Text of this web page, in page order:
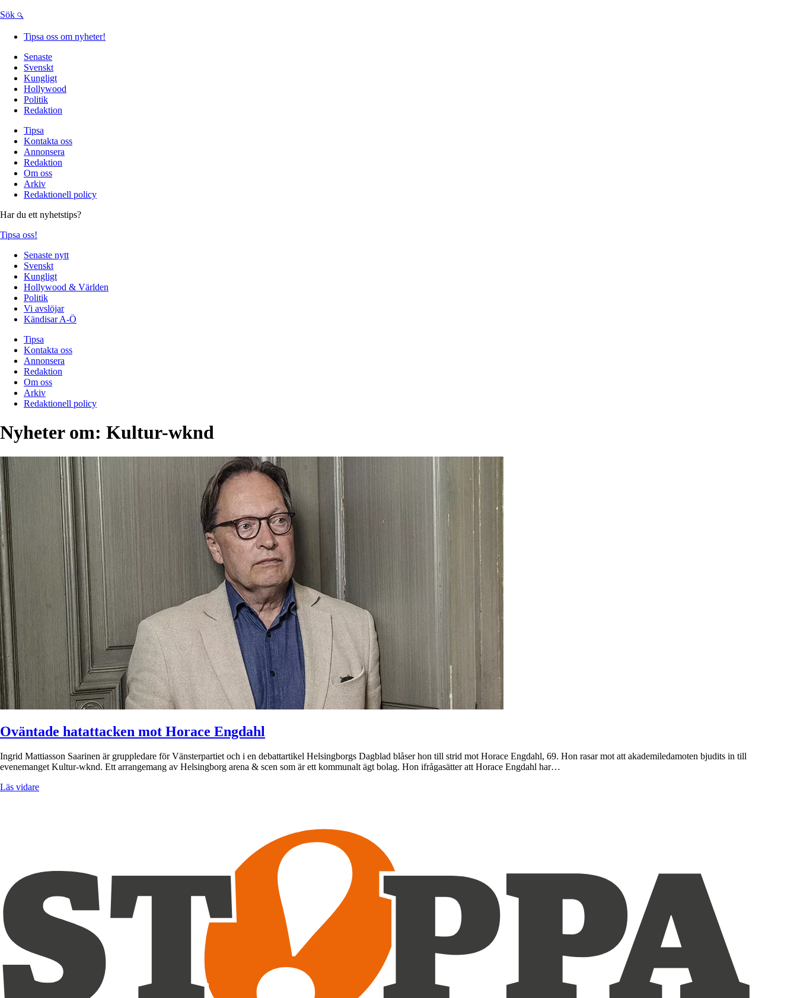
Sök
Tipsa oss om nyheter!
Senaste
Svenskt
Kungligt
Hollywood
Politik
Redaktion
Tipsa
Kontakta oss
Annonsera
Redaktion
Om oss
Arkiv
Redaktionell policy
Har du ett nyhetstips?
Tipsa oss!
Senaste nytt
Svenskt
Kungligt
Hollywood & Världen
Politik
Vi avslöjar
Kändisar A-Ö
Tipsa
Kontakta oss
Annonsera
Redaktion
Om oss
Arkiv
Redaktionell policy
Nyheter om: Kultur-wknd
Oväntade hatattacken mot Horace Engdahl
Ingrid Mattiasson Saarinen är gruppledare för Vänsterpartiet och i en debattartikel Helsingborgs Dagblad blåser hon till strid mot Horace Engdahl, 69. Hon rasar mot att akademiledamoten bjudits in till
evenemanget Kultur-wknd. Ett arrangemang av Helsingborg arena & scen som är ett kommunalt ägt bolag. Hon ifrågasätter att Horace Engdahl har…
Läs vidare